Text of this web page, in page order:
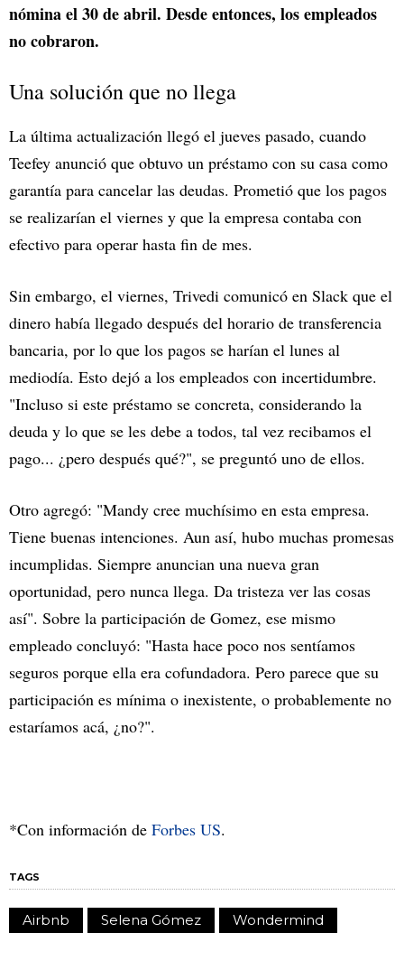
nómina el 30 de abril. Desde entonces, los empleados
no cobraron.
Una solución que no llega
La última actualización llegó el jueves pasado, cuando
Teefey anunció que obtuvo un préstamo con su casa como
garantía para cancelar las deudas. Prometió que los pagos
se realizarían el viernes y que la empresa contaba con
efectivo para operar hasta fin de mes.
Sin embargo, el viernes, Trivedi comunicó en Slack que el
dinero había llegado después del horario de transferencia
bancaria, por lo que los pagos se harían el lunes al
mediodía. Esto dejó a los empleados con incertidumbre.
"Incluso si este préstamo se concreta, considerando la
deuda y lo que se les debe a todos, tal vez recibamos el
pago... ¿pero después qué?", se preguntó uno de ellos.
Otro agregó: "Mandy cree muchísimo en esta empresa.
Tiene buenas intenciones. Aun así, hubo muchas promesas
incumplidas. Siempre anuncian una nueva gran
oportunidad, pero nunca llega. Da tristeza ver las cosas
así". Sobre la participación de Gomez, ese mismo
empleado concluyó: "Hasta hace poco nos sentíamos
seguros porque ella era cofundadora. Pero parece que su
participación es mínima o inexistente, o probablemente no
estaríamos acá, ¿no?".
*Con información de Forbes US.
TAGS
Airbnb Selena Gómez Wondermind